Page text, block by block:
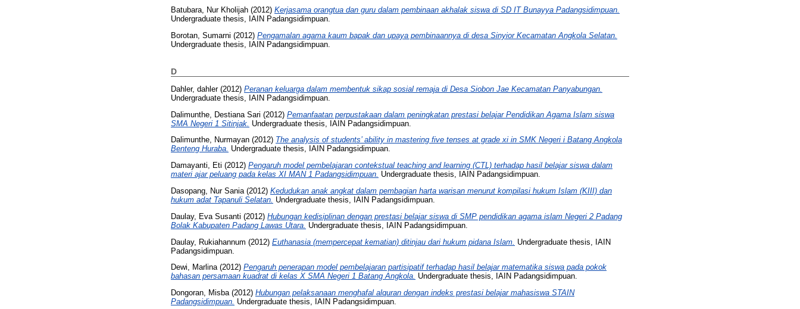
Batubara, Nur Kholijah (2012) Kerjasama orangtua dan guru dalam pembinaan akhalak siswa di SD IT Bunayya Padangsidimpuan.
Undergraduate thesis, IAIN Padangsidimpuan.
Borotan, Sumarni (2012) Pengamalan agama kaum bapak dan upaya pembinaannya di desa Sinyior Kecamatan Angkola Selatan.
Undergraduate thesis, IAIN Padangsidimpuan.
D
Dahler, dahler(2012) Peranan keluarga dalam membentuk sikap sosial remaja di Desa Siobon Jae Kecamatan Panyabungan.
Undergraduate thesis, IAIN Padangsidimpuan.
Dalimunthe, Destiana Sari (2012) Pemanfaatan perpustakaan dalam peningkatan prestasi belajar Pendidikan Agama Islam siswa
SMA Negeri 1 Sitinjak. Undergraduate thesis, IAIN Padangsidimpuan.
Dalimunthe, Nurmayan (2012) The analysis of students’ ability in mastering five tenses at grade xi in SMK Negeri i Batang Angkola
Benteng Huraba. Undergraduate thesis, IAIN Padangsidimpuan.
Damayanti, Eti (2012) Pengaruh model pembelajaran contekstual teaching and learning (CTL) terhadap hasil belajar siswa dalam
materi ajar peluang pada kelas XI MAN 1 Padangsidimpuan. Undergraduate thesis, IAIN Padangsidimpuan.
Dasopang, Nur Sania (2012) Kedudukan anak angkat dalam pembagian harta warisan menurut kompilasi hukum Islam (KIII) dan
hukum adat Tapanuli Selatan. Undergraduate thesis, IAIN Padangsidimpuan.
Daulay, Eva Susanti (2012) Hubungan kedisiplinan dengan prestasi belajar siswa di SMP pendidikan agama islam Negeri 2 Padang
Bolak Kabupaten Padang Lawas Utara. Undergraduate thesis, IAIN Padangsidimpuan.
Daulay, Rukiahannum (2012) Euthanasia (mempercepat kematian) ditinjau dari hukum pidana Islam. Undergraduate thesis, IAIN
Padangsidimpuan.
Dewi, Marlina(2012) Pengaruh penerapan model pembelajaran partisipatif terhadap hasil belajar matematika siswa pada pokok
bahasan persamaan kuadrat di kelas X SMA Negeri 1 Batang Angkola. Undergraduate thesis, IAIN Padangsidimpuan.
Dongoran, Misba(2012) Hubungan pelaksanaan menghafal alquran dengan indeks prestasi belajar mahasiswa STAIN
Padangsidimpuan. Undergraduate thesis, IAIN Padangsidimpuan.